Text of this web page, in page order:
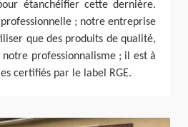
étanchéifier cette dernière.
; notre entreprise
que des produits de qualité,
professionnalisme ; il est à
certifiés par le label RGE.